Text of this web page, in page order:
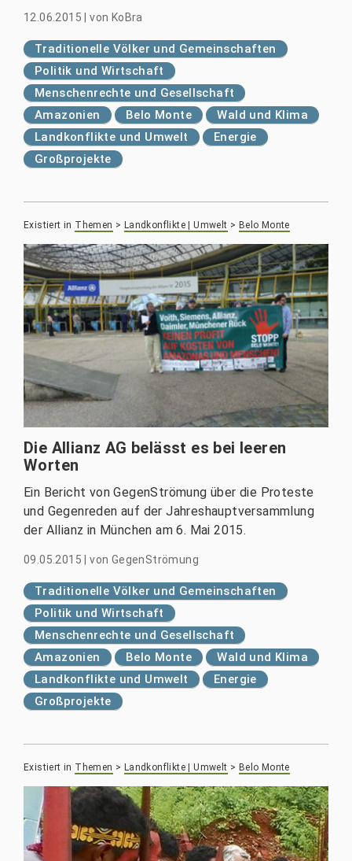
12.06.2015|von KoBra
Traditionelle Völker und Gemeinschaften
Politik und Wirtschaft
Menschenrechte und Gesellschaft
Amazonien
Belo Monte
Wald und Klima
Landkonflikte und Umwelt
Energie
Großprojekte
Existiert in Themen > Landkonflikte | Umwelt > Belo Monte
Die Allianz AG belässt es bei leeren
Worten
Ein Bericht von GegenStrömung über die Proteste
und Gegenreden auf der Jahreshauptversammlung
der Allianz in München am 6. Mai 2015.
09.05.2015 |von GegenStrömung
Traditionelle Völker und Gemeinschaften
Politik und Wirtschaft
Menschenrechte und Gesellschaft
Amazonien
Belo Monte
Wald und Klima
Landkonflikte und Umwelt
Energie
Großprojekte
Existiert in Themen > Landkonflikte | Umwelt > Belo Monte